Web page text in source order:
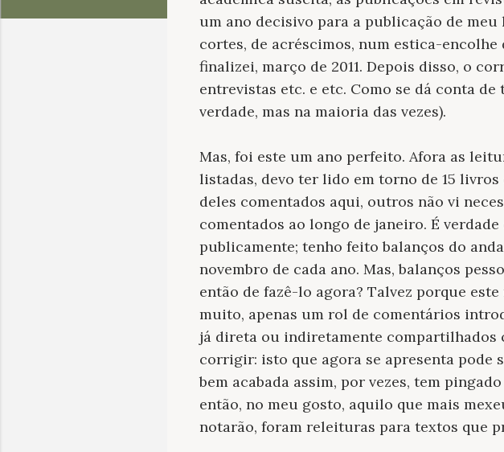
um ano decisivo para a publicação de
cortes, de acréscimos, num estica-
finalizei, março de 2011. Depois disso, o
entrevistas etc. e etc. Como se dá conta
verdade, mas na maioria das vezes).
Mas, foi este um ano perfeito. Afora as
listadas, devo ter lido em torno de 15
deles comentados aqui, outros não vi
comentados ao longo de janeiro. É
publicamente; tenho feito balanços do
novembro de cada ano. Mas, balanços
então de fazê-lo agora? Talvez porque
muito, apenas um rol de comentários
já direta ou indiretamente compartilhados
corrigir: isto que agora se apresenta pode
bem acabada assim, por vezes, tem
então, no meu gosto, aquilo que mais
notarão, foram releituras para textos que